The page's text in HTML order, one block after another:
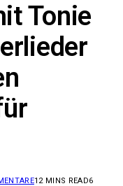
Tonie
12 MINS READ6